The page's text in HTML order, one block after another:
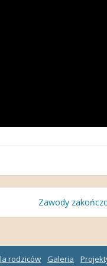
Zawody
rodziców Galeria